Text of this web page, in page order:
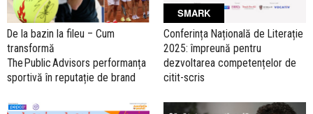
De la bazin la fileu – Cum
transformă
The Public Advisors performanța
sportivă în reputație de brand
SMARK
Conferința Națională de Literație
2025: împreună pentru
dezvoltarea competențelor de
citit-scris